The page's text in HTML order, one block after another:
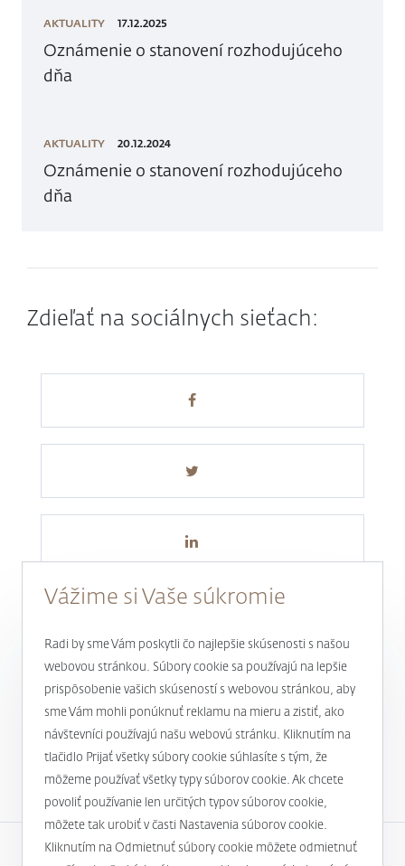
AKTUALITY 17.12.2025
Oznámenie o stanovení rozhodujúceho
dňa
AKTUALITY 20.12.2024
Oznámenie o stanovení rozhodujúceho
dňa
Zdieľať na sociálnych sieťach:
Novinky a aktuality
1
Vážime si Vaše súkromie
Radi by sme Vám poskytli čo najlepšie skúsenosti s našou
webovou stránkou. Súbory cookie sa používajú na lepšie
prispôsobenie vašich skúseností s webovou stránkou, aby
sme Vám mohli ponúknuť reklamu na mieru a zistiť, ako
návštevníci používajú našu webovú stránku. Kliknutím na
tlačidlo Prijať všetky súbory cookie súhlasíte s tým, že
môžeme používať všetky typy súborov cookie. Ak chcete
povoliť používanie len určitých typov súborov cookie,
môžete tak urobiť v časti Nastavenia súborov cookie.
Kliknutím na Odmietnuť súbory cookie môžete odmietnuť